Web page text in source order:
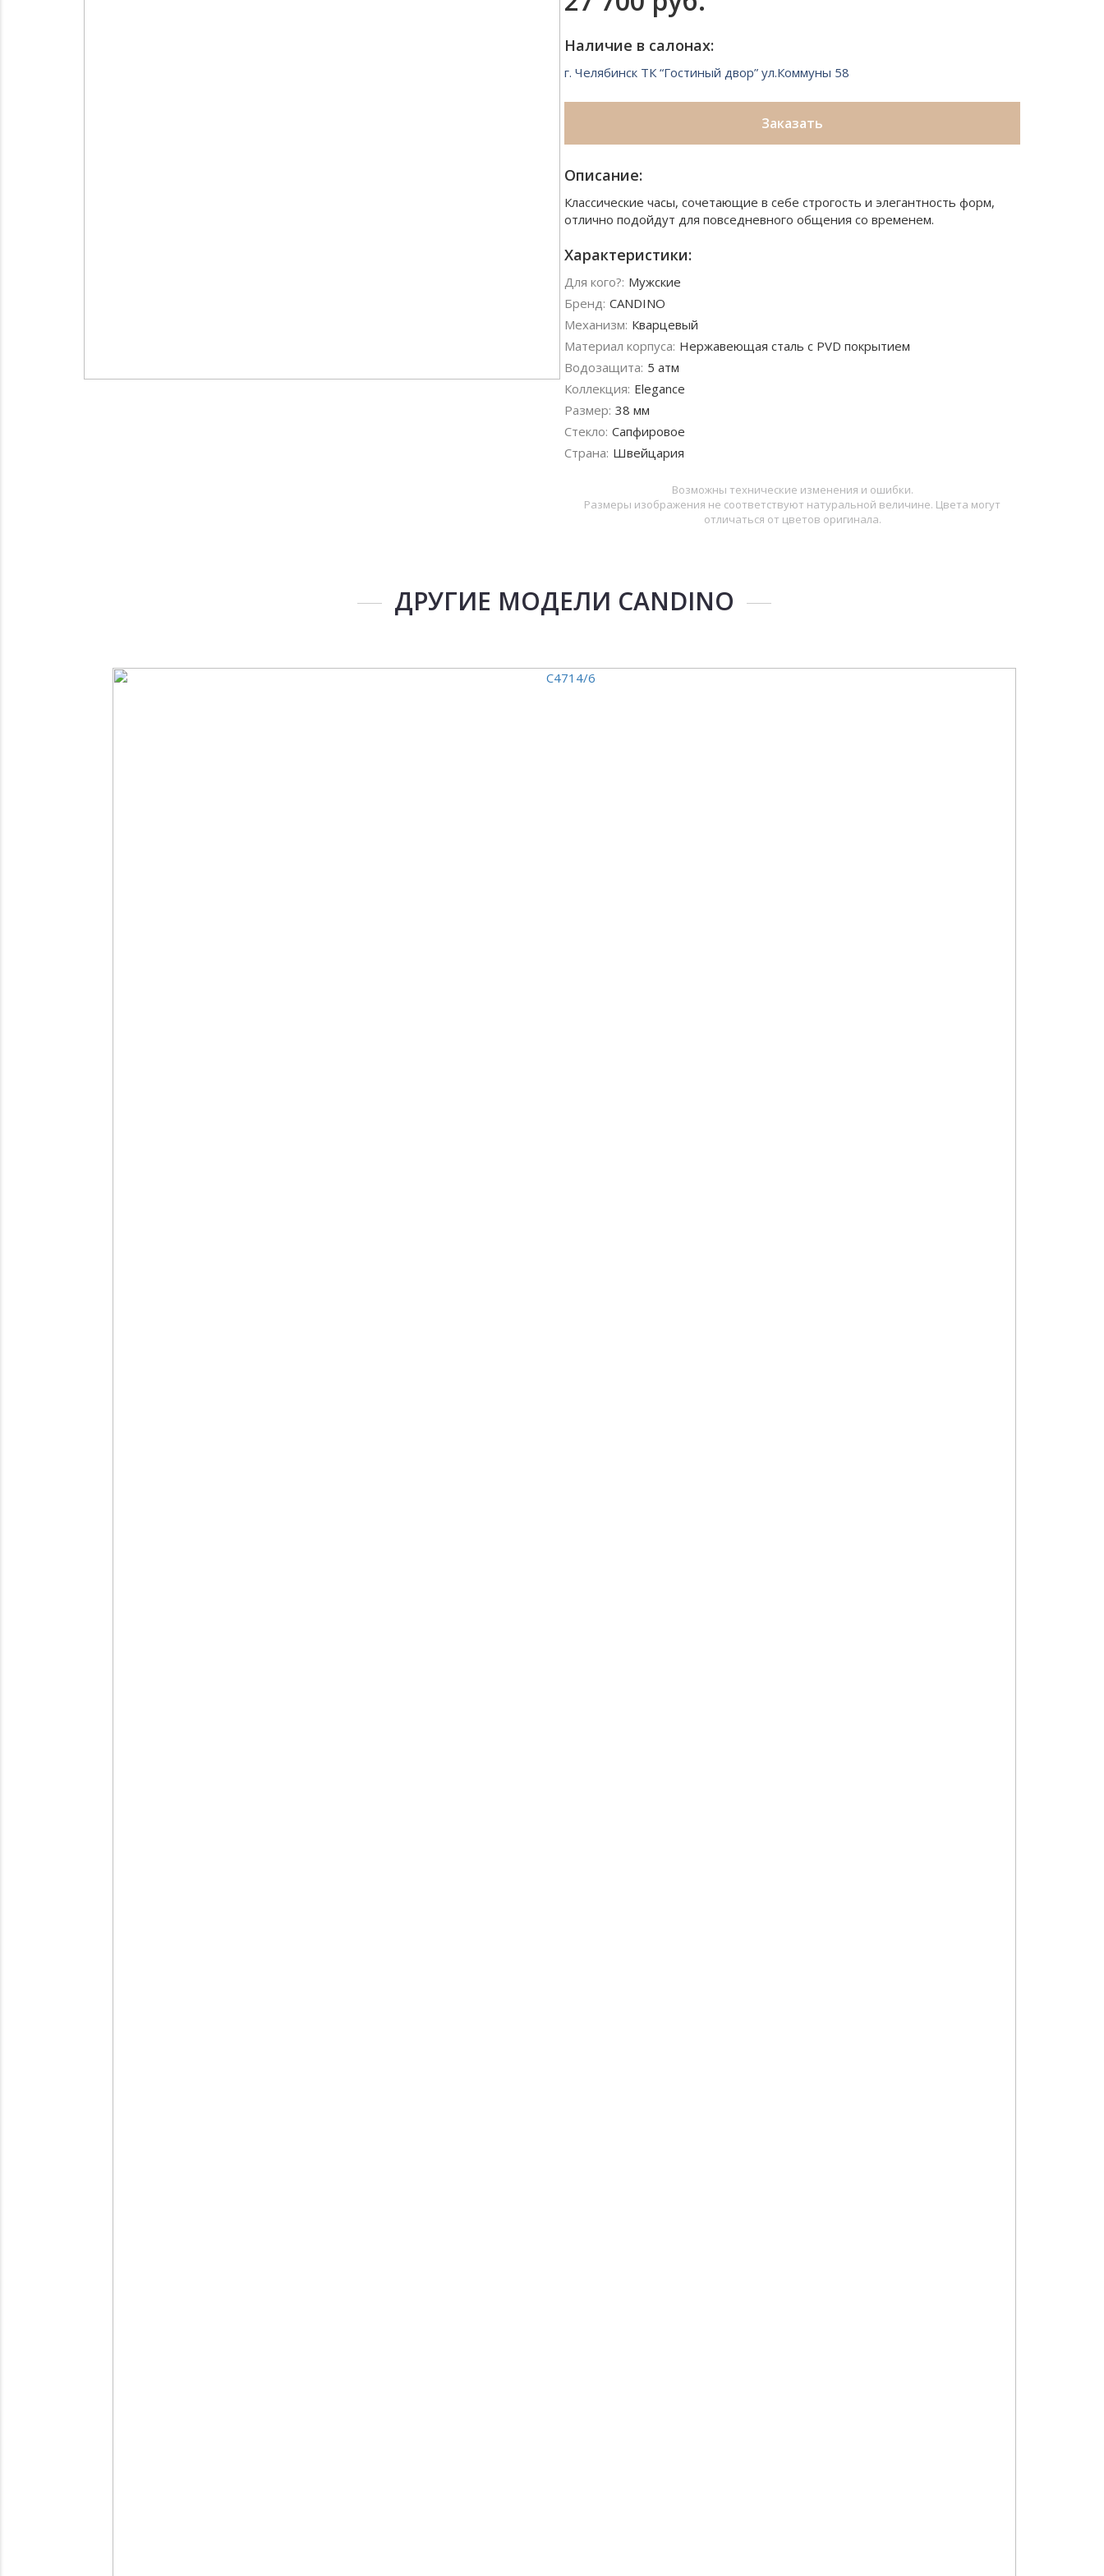
Наличие в салонах:
г. Челябинск ТК “Гостиный двор” ул.Коммуны 58
Заказать
Описание:
Классические часы, сочетающие в себе строгость и элегантность форм,
отлично подойдут для повседневного общения со временем.
Характеристики:
Для кого?: Мужские
Бренд: CANDINO
Механизм: Кварцевый
Материал корпуса: Нержавеющая сталь с PVD покрытием
Водозащита: 5 атм
Коллекция: Elegance
Размер: 38 мм
Стекло: Сапфировое
Страна: Швейцария
Возможны технические изменения и ошибки.
Размеры изображения не соответствуют натуральной величине. Цвета могут
отличаться от цветов оригинала.
ДРУГИЕ МОДЕЛИ CANDINO